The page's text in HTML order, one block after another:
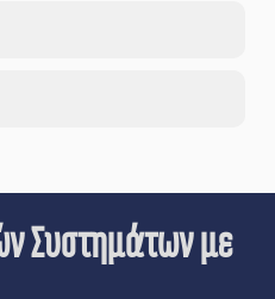
Συστημάτων με